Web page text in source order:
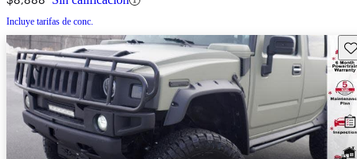
Incluye tarifas de conc.